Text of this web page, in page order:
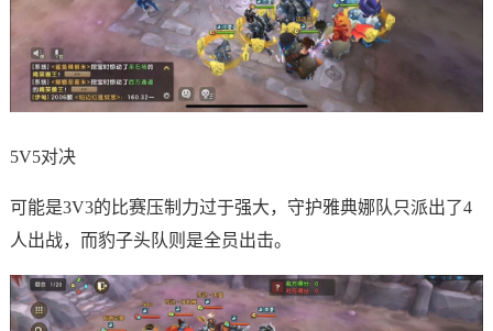
5V5对决
可能是3V3的比赛压制力过于强大，守护雅典娜队只派出了4
人出战，而豹子头队则是全员出击。